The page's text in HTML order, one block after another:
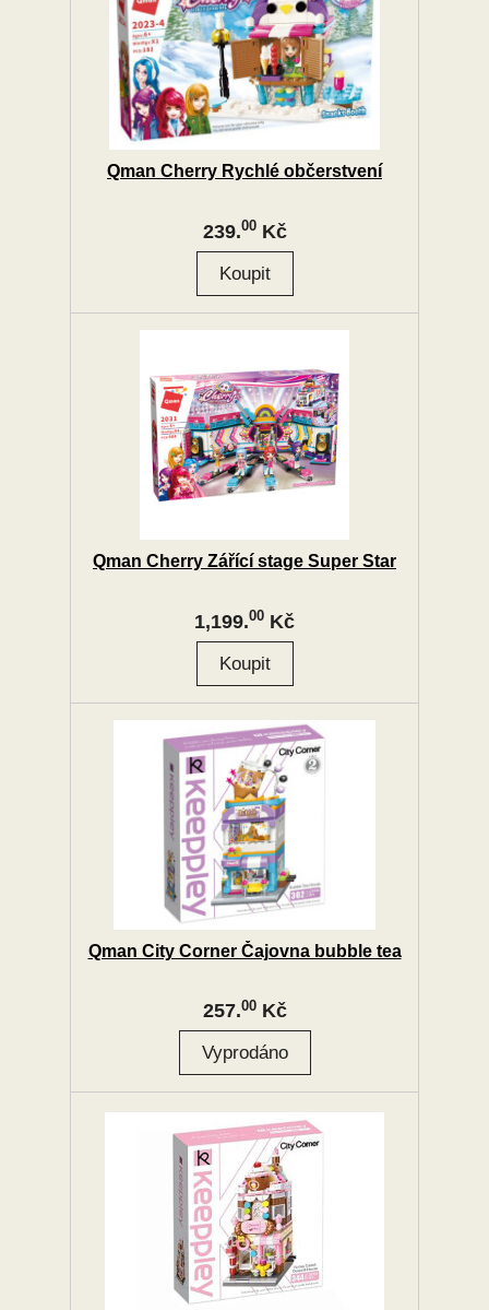
Qman Cherry Rychlé občerstvení
239.00Kč
Qman Cherry Zářící stage Super Star
1,199.00 Kč
Qman City Corner Čajovna bubble tea
257.00Kč